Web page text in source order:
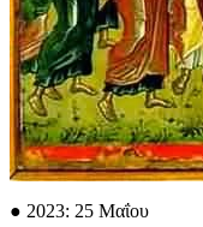
● 2023: 25 Μαΐου